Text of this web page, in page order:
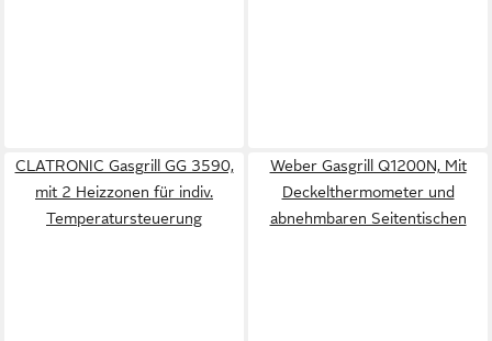
CLATRONIC Gasgrill GG 3590,
mit 2 Heizzonen für indiv.
Temperatursteuerung
Weber Gasgrill Q1200N, Mit
Deckelthermometer und
abnehmbaren Seitentischen